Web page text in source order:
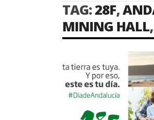
TAG:28F,
MINING HALL,